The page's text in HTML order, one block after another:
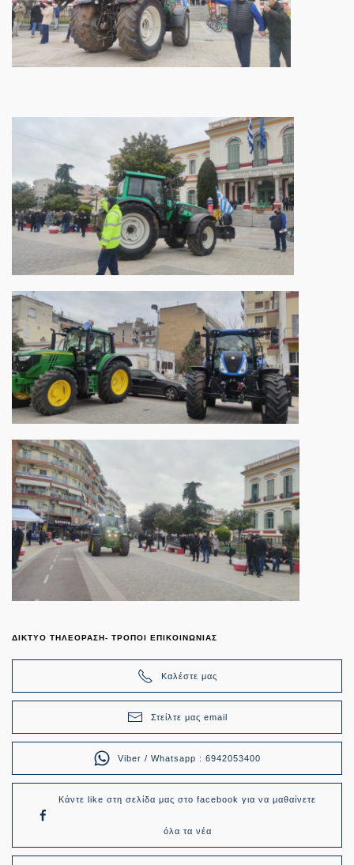
ΔΙΚΤΥΟ ΤΗΛΕΟΡΑΣΗ- ΤΡΟΠΟΙ ΕΠΙΚΟΙΝΩΝΙΑΣ
Καλέστε μας
Στείλτε μας email
Viber / Whatsapp : 6942053400
Κάντε like στη σελίδα μας στο facebook για να μαθαίνετε
όλα τα νέα